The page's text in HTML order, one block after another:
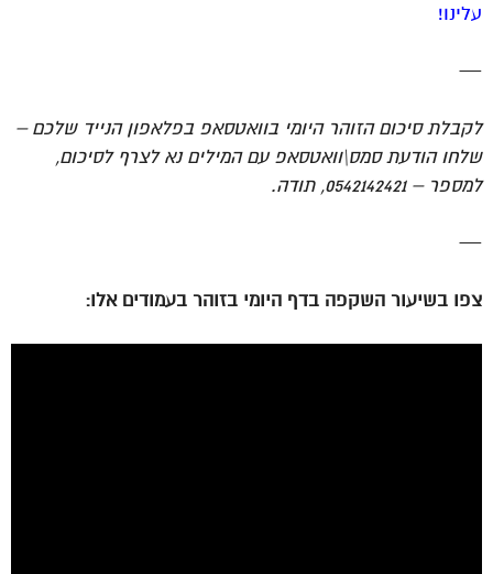
עלינו!
—
לקבלת סיכום הזוהר היומי בוואטסאפ בפלאפון הנייד שלכם –
שלחו הודעת סמס\וואטסאפ עם המילים נא לצרף לסיכום,
למספר – 0542142421, תודה.
—
צפו בשיעור השקפה בדף היומי בזוהר בעמודים אלו: